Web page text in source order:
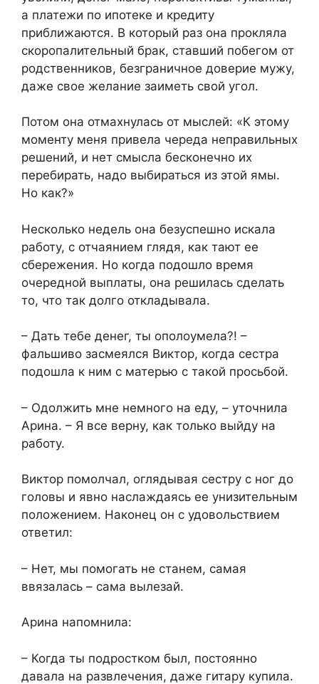
а платежи по ипотеке и кредиту
приближаются. В который раз она прокляла
скоропалительный брак, ставший побегом от
родственников, безграничное доверие мужу,
даже свое желание заиметь свой угол.
Потом она отмахнулась от мыслей: «К этому
моменту меня привела череда неправильных
решений, и нет смысла бесконечно их
перебирать, надо выбираться из этой ямы.
Но как?»
Несколько недель она безуспешно искала
работу, с отчаянием глядя, как тают ее
сбережения. Но когда подошло время
очередной выплаты, она решилась сделать
то, что так долго откладывала.
– Дать тебе денег, ты ополоумела?! –
фальшиво засмеялся Виктор, когда сестра
подошла к ним с матерью с такой просьбой.
– Одолжить мне немного на еду, – уточнила
Арина. – Я все верну, как только выйду на
работу.
Виктор помолчал, оглядывая сестру с ног до
головы и явно наслаждаясь ее унизительным
положением. Наконец он с удовольствием
ответил:
– Нет, мы помогать не станем, самая
ввязалась – сама вылезай.
Арина напомнила:
– Когда ты подростком был, постоянно
давала на развлечения, даже гитару купила.